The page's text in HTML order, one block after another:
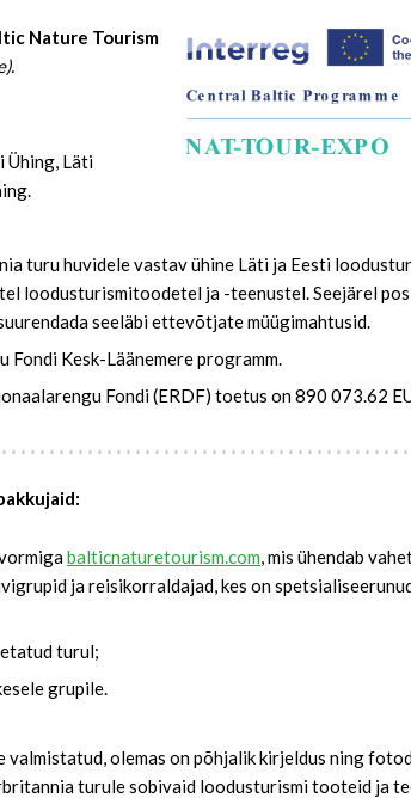
Nature Tourism
Ühing, Läti
turu huvidele vastav ühine Läti ja Eesti
loodusturismitoodetel ja -teenustel. Seejärel
seeläbi ettevõtjate müügimahtusid.
Kesk-Läänemere programm.
Fondi (ERDF) toetus on 890 073.62
balticnaturetourism.com, mis ühendab
ja reisikorraldajad, kes on
turul;
grupile.
olemas on põhjalik kirjeldus ning
turule sobivaid loodusturismi tooteid ja